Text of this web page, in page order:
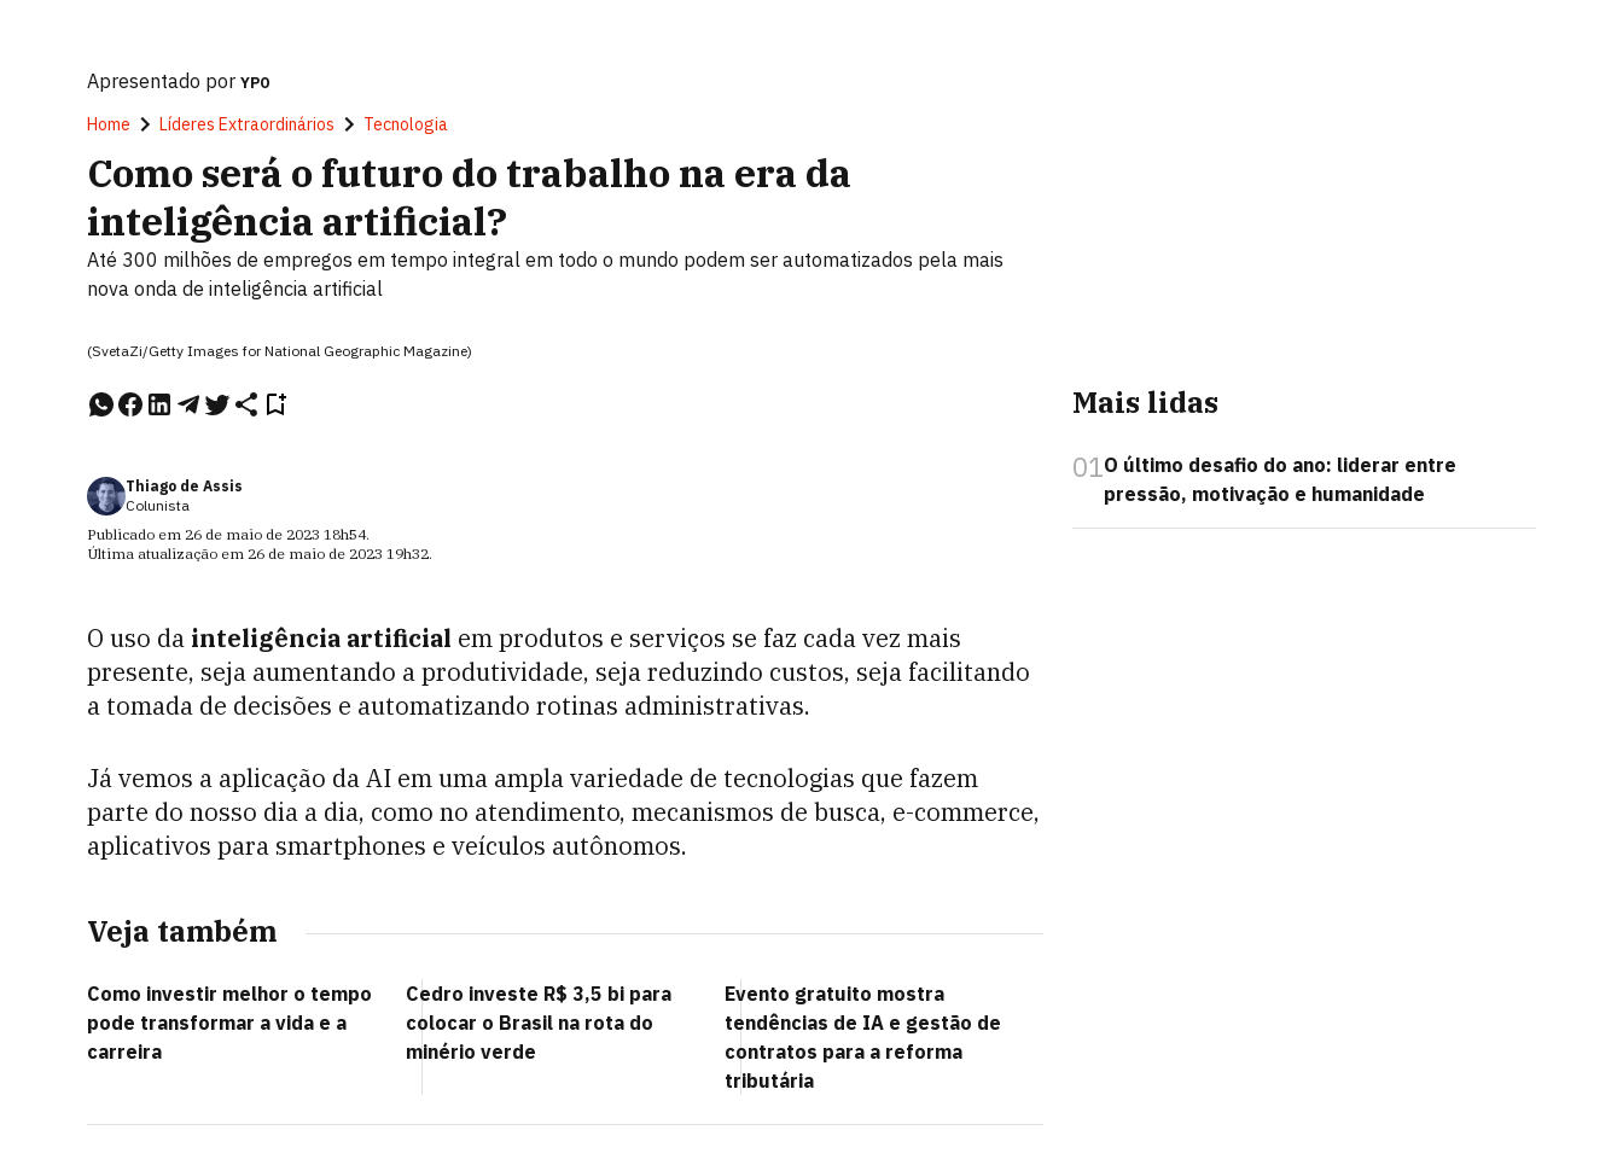
Apresentado por YPO
Home Líderes Extraordinários Tecnologia
Como será o futuro do trabalho na era da
inteligência artificial?
Até 300 milhões de empregos em tempo integral em todo o mundo podem ser automatizados pela mais
nova onda de inteligência artificial
(SvetaZi/Getty Images for National Geographic Magazine)
Thiago de Assis
Colunista
Publicado em 26 de maio de 2023 18h54.
Última atualização em 26 de maio de 2023 19h32.
O uso da inteligência artificial em produtos e serviços se faz cada vez mais
presente, seja aumentando a produtividade, seja reduzindo custos, seja facilitando
a tomada de decisões e automatizando rotinas administrativas.
Já vemos a aplicação da AI em uma ampla variedade de tecnologias que fazem
parte do nosso dia a dia, como no atendimento, mecanismos de busca, e-commerce,
aplicativos para smartphones e veículos autônomos.
Veja também
Como investir melhor o tempo
pode transformar a vida e a
carreira
Cedro investe R$ 3,5 bi para
colocar o Brasil na rota do
minério verde
Evento gratuito mostra
tendências de IA e gestão de
contratos para a reforma
tributária
Mais lidas
01O último desafio do ano: liderar entre
pressão, motivação e humanidade